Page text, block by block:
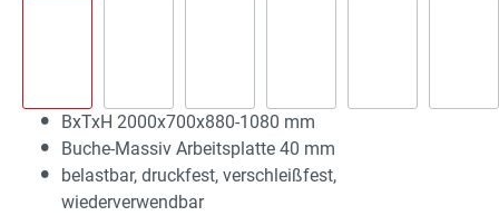
BxTxH 2000x700x880-1080 mm
Buche-Massiv Arbeitsplatte 40 mm
belastbar, druckfest, verschleißfest,
wiederverwendbar